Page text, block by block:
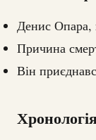
Денис Опара,
Причина
Він